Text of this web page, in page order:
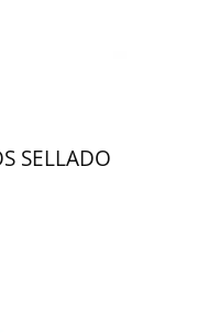
SELLADO